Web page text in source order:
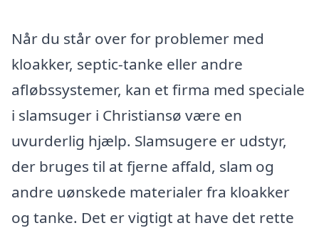
Når du står over for problemer med
kloakker, septic-tanke eller andre
afløbssystemer, kan et firma med speciale
i slamsuger i Christiansø være en
uvurderlig hjælp. Slamsugere er udstyr,
der bruges til at fjerne affald, slam og
andre uønskede materialer fra kloakker
og tanke. Det er vigtigt at have det rette